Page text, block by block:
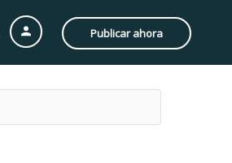
Publicar ahora